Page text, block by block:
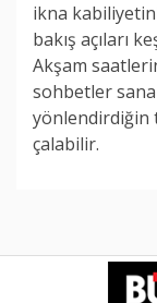
ikna
bakış açıları
Akşam
sohbetler
yönlendirdiğin
çalabilir.